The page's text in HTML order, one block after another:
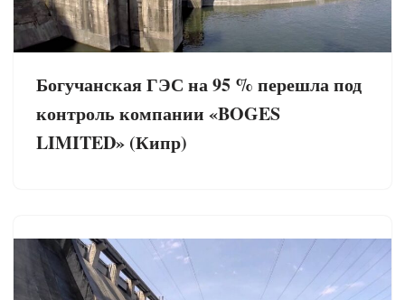
Богучанская ГЭС на 95 % перешла под
контроль компании «BOGES
LIMITED» (Кипр)